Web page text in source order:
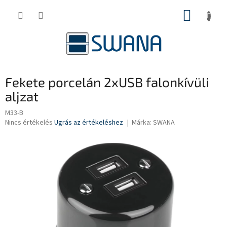
KOSÁR
Fekete porcelán 2xUSB falonkívüli
aljzat
M33-B
A
Nincs értékelés Ugrás az értékeléshez Márka: SWANA